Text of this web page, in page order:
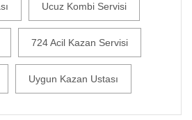
Ucuz Kombi Servisi
724 Acil Kazan Servisi
Uygun Kazan Ustası